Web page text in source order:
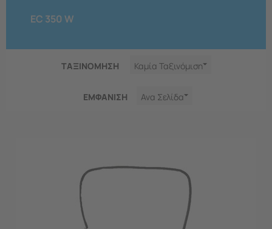
EC 350 W
ΤΑΞΙΝΟΜΗΣΗ Καμία Ταξινόμιση
ΕΜΦΑNΙΣΗ Ανα Σελίδα